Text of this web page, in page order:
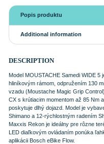
Popis produktu
Additional information
DESCRIPTION
Model MOUSTACHE Samedi WIDE
hliníkovým rámom, odpružením 130
vzadu (Moustache Magic Grip
CX s krútiacim momentom až 85 Nm
poskytuje dlhý dojazd. Model je
Shimano a 12-rýchlostným radením
Maxxis Rekon je ideálny pre rôzne
LED diaľkovým ovládaním ponúka
aplikácii Bosch eBike Flow.